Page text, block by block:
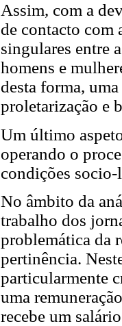
Assim, com a
de contacto com
singulares entre
homens e
desta forma,
proletarização e
Um último
operando o
condições
No âmbito da
trabalho dos
problemática da
pertinência.
particularmente
uma
recebe um